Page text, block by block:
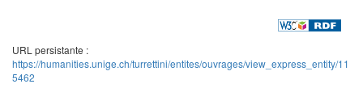
URL persistante :
https://humanities.unige.ch/turrettini/entites/ouvrages/view_express_entity/11
5462